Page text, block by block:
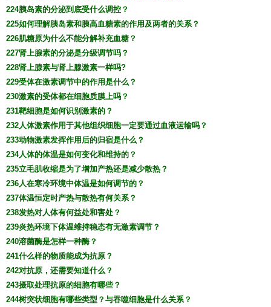
224胰岛素的分泌到底受什么调控？
225如何理解胰岛素和胰高血糖素的作用及两者的关系？
226肌糖原为什么不能分解补充血糖？
227肾上腺素的分泌是分级调节吗？
228肾上腺素与肾上腺激素一样吗?
229受体在激素调节中的作用是什么？
230激素的受体都在细胞质膜上吗？
231靶细胞是如何识别激素的？
232人体激素作用于其他组织细胞一定要通过血液运输吗？
233动物激素发挥作用后的归宿是什么？
234人体的体温是如何变化和维持的？
235立毛肌收缩是为了增加产热还是减少散热？
236人在寒冷环境中体温是如何调节的？
237体温恒定时产热与散热有何关系？
238发热对人体有何益处和害处？
239炎热环境下体温维持稳态有无激素调节？
240溶菌酶是怎样一种酶？
241什么样的物质能成为抗原？
242对抗原，还需要知道什么？
243摄取处理抗原的细胞有哪些？
244树突状细胞有哪些类型？与吞噬细胞是什么关系？